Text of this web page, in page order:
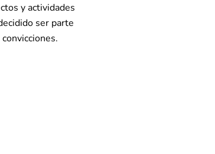
y actividades
ser parte